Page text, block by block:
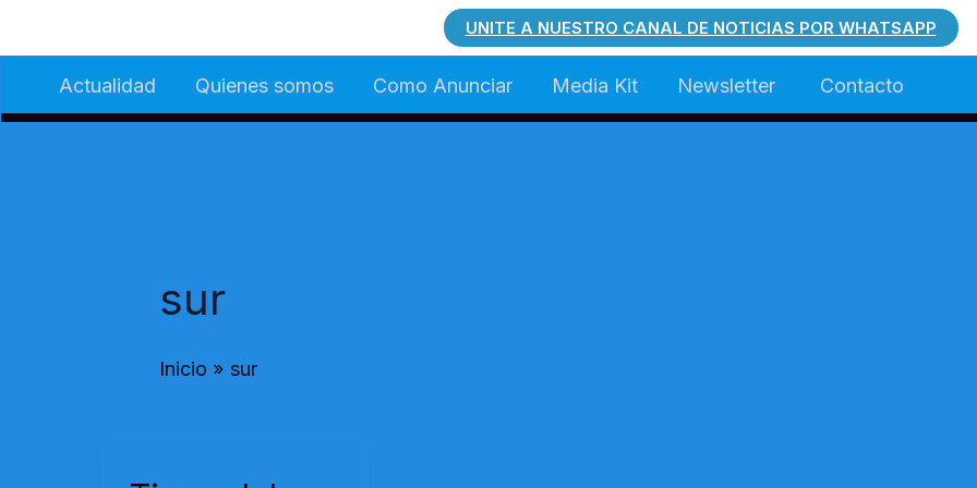
al
contenido
UNITE A NUESTRO CANAL DE NOTICIAS POR WHATSAPP
Actualidad Quienes somos Como Anunciar Media Kit Newsletter Contacto
sur
Inicio sur